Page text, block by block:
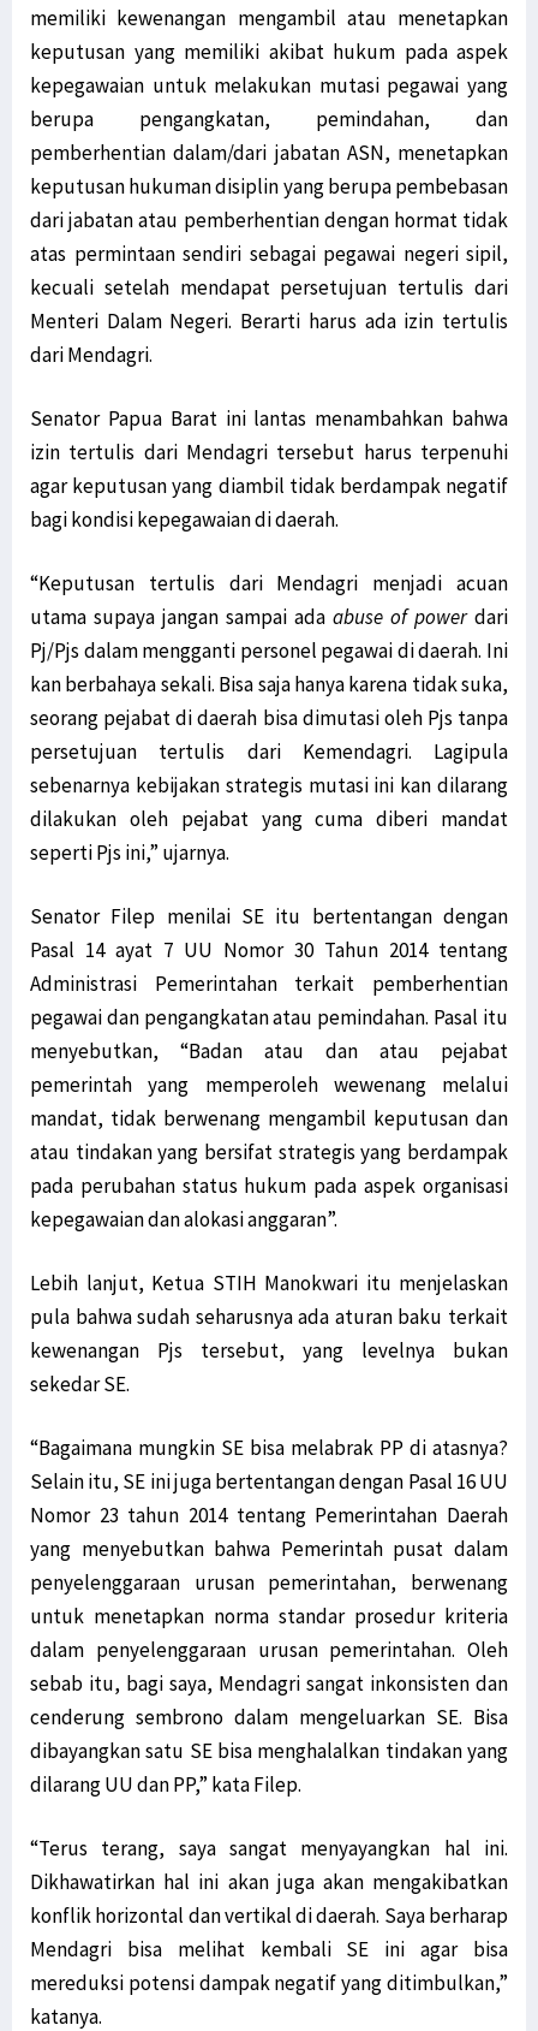
memiliki kewenangan mengambil atau menetapkan
keputusan yang memiliki akibat hukum pada aspek
kepegawaian untuk melakukan mutasi pegawai yang
berupa pengangkatan, pemindahan, dan
pemberhentian dalam/dari jabatan ASN, menetapkan
keputusan hukuman disiplin yang berupa pembebasan
dari jabatan atau pemberhentian dengan hormat tidak
atas permintaan sendiri sebagai pegawai negeri sipil,
kecuali setelah mendapat persetujuan tertulis dari
Menteri Dalam Negeri. Berarti harus ada izin tertulis
dari Mendagri.
Senator Papua Barat ini lantas menambahkan bahwa
izin tertulis dari Mendagri tersebut harus terpenuhi
agar keputusan yang diambil tidak berdampak negatif
bagi kondisi kepegawaian di daerah.
“Keputusan tertulis dari Mendagri menjadi acuan
utama supaya jangan sampai ada abuse of powerdari
Pj/Pjs dalam mengganti personel pegawai di daerah. Ini
kan berbahaya sekali. Bisa saja hanya karena tidak suka,
seorang pejabat di daerah bisa dimutasi oleh Pjs tanpa
persetujuan tertulis dari Kemendagri. Lagipula
sebenarnya kebijakan strategis mutasi ini kan dilarang
dilakukan oleh pejabat yang cuma diberi mandat
seperti Pjs ini,” ujarnya.
Senator Filep menilai SE itu bertentangan dengan
Pasal 14 ayat 7 UU Nomor 30 Tahun 2014 tentang
Administrasi Pemerintahan terkait pemberhentian
pegawai dan pengangkatan atau pemindahan. Pasal itu
menyebutkan, “Badan atau dan atau pejabat
pemerintah yang memperoleh wewenang melalui
mandat, tidak berwenang mengambil keputusan dan
atau tindakan yang bersifat strategis yang berdampak
pada perubahan status hukum pada aspek organisasi
kepegawaian dan alokasi anggaran”.
Lebih lanjut, Ketua STIH Manokwari itu menjelaskan
pula bahwa sudah seharusnya ada aturan baku terkait
kewenangan Pjs tersebut, yang levelnya bukan
sekedar SE.
“Bagaimana mungkin SE bisa melabrak PP di atasnya?
Selain itu, SE ini juga bertentangan dengan Pasal 16 UU
Nomor 23 tahun 2014 tentang Pemerintahan Daerah
yang menyebutkan bahwa Pemerintah pusat dalam
penyelenggaraan urusan pemerintahan, berwenang
untuk menetapkan norma standar prosedur kriteria
dalam penyelenggaraan urusan pemerintahan. Oleh
sebab itu, bagi saya, Mendagri sangat inkonsisten dan
cenderung sembrono dalam mengeluarkan SE. Bisa
dibayangkan satu SE bisa menghalalkan tindakan yang
dilarang UU dan PP,” kata Filep.
“Terus terang, saya sangat menyayangkan hal ini.
Dikhawatirkan hal ini akan juga akan mengakibatkan
konflik horizontal dan vertikal di daerah. Saya berharap
Mendagri bisa melihat kembali SE ini agar bisa
mereduksi potensi dampak negatif yang ditimbulkan,”
katanya.